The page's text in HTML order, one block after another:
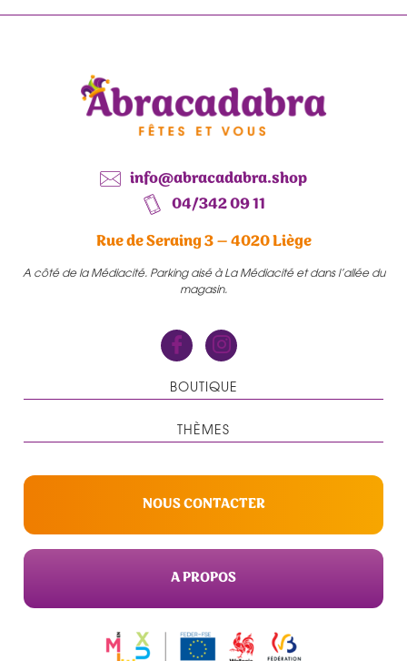
info@abracadabra.shop
04/342 09 11
Rue de Seraing 3 – 4020 Liège
A côté de la Médiacité. Parking aisé à La Médiacité et dans l’allée du
magasin.
BOUTIQUE
THÈMES
NOUS CONTACTER
A PROPOS